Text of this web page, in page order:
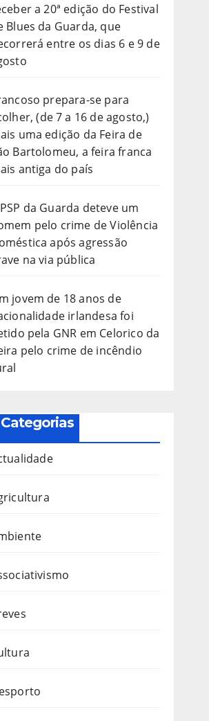
a 20ª edição do Festival
Blues da Guarda, que
entre os dias 6 e 9 de
prepara-se para
(de 7 a 16 de agosto,)
uma edição da Feira de
Bartolomeu, a feira franca
antiga do país
da Guarda deteve um
pelo crime de Violência
após agressão
na via pública
jovem de 18 anos de
irlandesa foi
pela GNR em Celorico da
pelo crime de incêndio
Categorias